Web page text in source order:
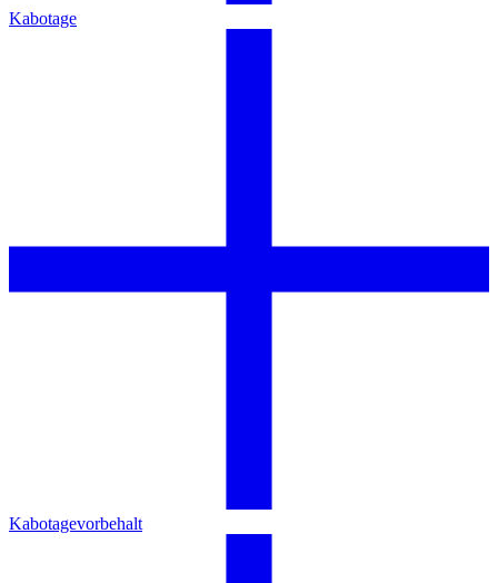
Kabotage
Kabotagevorbehalt